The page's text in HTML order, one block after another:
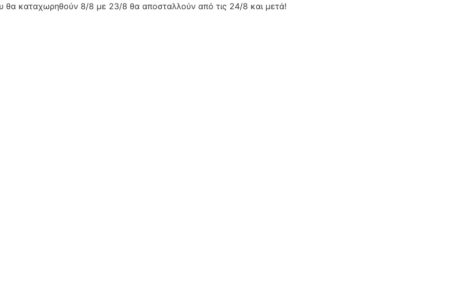
θα καταχωρηθούν 8/8 με 23/8 θα αποσταλλούν από τις 24/8 και μετά!